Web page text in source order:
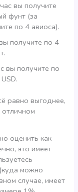
вы получите
фунт (за
по 4 авиоса).
получите по 4
вы получите по
равно выгоднее,
оценить как
это имеет
можно
случае, имеет